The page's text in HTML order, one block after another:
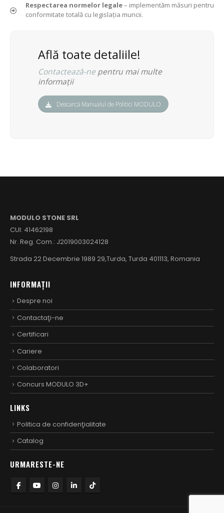
Respectarea normelor legale– implementăm măsuri pentru
conformitate totală cu legislația muncii.
Află toate detaliile!
Contactează-ne pentru mai multe
informații
Descarcă Manualul de Politici MODULO
MODULO STONE SRL
CUI: 41462198
Nr. Reg. Com.: J2019003024128
Strada 22 Decembrie 1989 29,Turda, Turda 401113, Romania
INFORMAȚII
Despre noi
Contactaţi-ne
Certificari
Cariere
Colaboratori
Concurs MODULO 3D+
LINKS
Politica de confidenţialitate
Catalog
URMARESTE-NE